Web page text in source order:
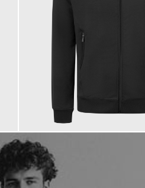
199,00 €